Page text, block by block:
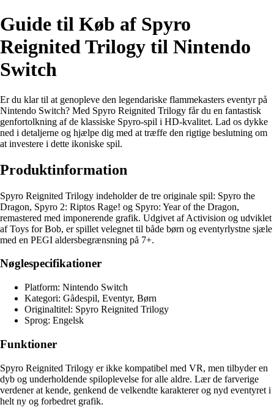
Guide til Køb af Spyro
Reignited Trilogy til Nintendo
Switch
Er du klar til at genopleve den legendariske flammekasters eventyr på
Nintendo Switch? Med Spyro Reignited Trilogy får du en fantastisk
genfortolkning af de klassiske Spyro-spil i HD-kvalitet. Lad os dykke
ned i detaljerne og hjælpe dig med at træffe den rigtige beslutning om
at investere i dette ikoniske spil.
Produktinformation
Spyro Reignited Trilogy indeholder de tre originale spil: Spyro the
Dragon, Spyro 2: Riptos Rage! og Spyro: Year of the Dragon,
remastered med imponerende grafik. Udgivet af Activision og udviklet
af Toys for Bob, er spillet velegnet til både børn og eventyrlystne sjæle
med en PEGI aldersbegrænsning på 7+.
Nøglespecifikationer
Platform: Nintendo Switch
Kategori: Gådespil, Eventyr, Børn
Originaltitel: Spyro Reignited Trilogy
Sprog: Engelsk
Funktioner
Spyro Reignited Trilogy er ikke kompatibel med VR, men tilbyder en
dyb og underholdende spiloplevelse for alle aldre. Lær de farverige
verdener at kende, genkend de velkendte karakterer og nyd eventyret i
helt ny og forbedret grafik.